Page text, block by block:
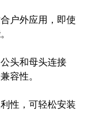
户外应用，即使
头和母头连接
容性。
性，可轻松安装